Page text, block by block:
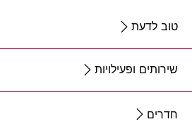
טוב לדעת
שירותים ופעילויות
חדרים